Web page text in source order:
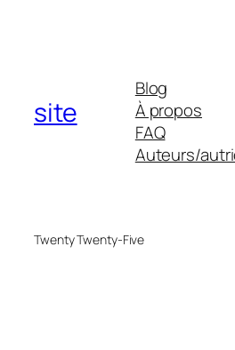
site
Blog
À propos
FAQ
Auteurs/
Twenty Twenty-Five